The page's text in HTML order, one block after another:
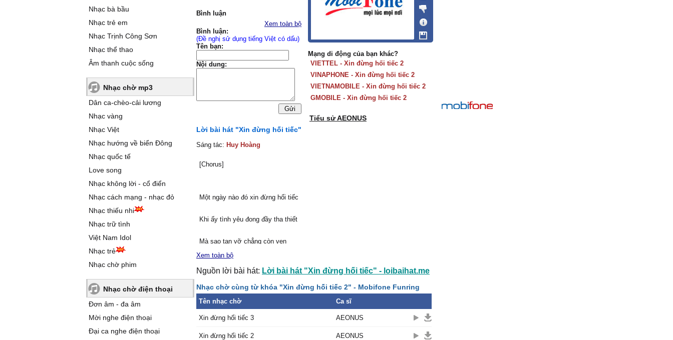
Nhạc bà bầu
Nhạc trẻ em
Nhạc Trịnh Công Sơn
Nhạc thể thao
Âm thanh cuộc sống
Nhạc chờ mp3
Dân ca-chèo-cải lương
Nhạc vàng
Nhạc Việt
Nhạc hướng về biển Đông
Nhạc quốc tế
Love song
Nhạc không lời - cổ điển
Nhạc cách mạng - nhạc đỏ
Nhạc thiếu nhi
Nhạc trữ tình
Việt Nam Idol
Nhạc trẻ
Nhạc chờ phim
Nhạc chờ điện thoại
Đơn âm - đa âm
Mời nghe điện thoại
Đại ca nghe điện thoại
Bình luận
Xem toàn bộ
Bình luận:
(Đề nghị sử dụng tiếng Việt có dấu)
Tên bạn:
Nội dung:
Mạng di động của bạn khác?
VIETTEL - Xin đừng hối tiếc 2
VINAPHONE - Xin đừng hối tiếc 2
VIETNAMOBILE - Xin đừng hối tiếc 2
GMOBILE - Xin đừng hối tiếc 2
Tiểu sử AEONUS
Lời bài hát "Xin đừng hối tiếc"
Sáng tác: Huy Hoàng
[Chorus]
Một ngày nào đó xin đừng hối tiếc
Khi ấy tình yêu đong đầy tha thiết
Mà sao tan vỡ chẳng còn vẹn
nguyên
Chắc em giờ đang bình yên
Một mình anh vẫn ôm nhiều
thương đau
Xem toàn bộ
Nguồn lời bài hát: Lời bài hát "Xin đừng hối tiếc" - loibaihat.me
Nhạc chờ cùng từ khóa "Xin đừng hối tiếc 2" - Mobifone Funring
Tên nhạc chờ Ca sĩ
Xin đừng hối tiếc 3 AEONUS
Xin đừng hối tiếc 2 AEONUS